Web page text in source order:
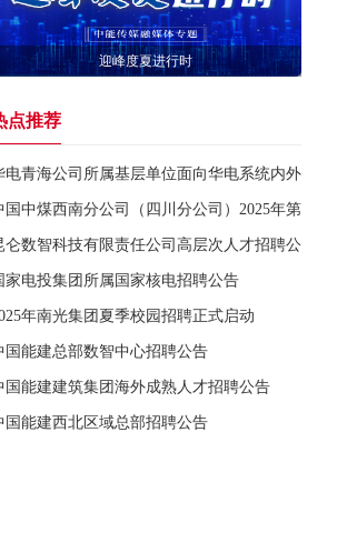
迎峰度夏进行时
点推荐
电青海公司所属基层单位面向华电系统内外公开
国中煤西南分公司（四川分公司）2025年第四批
仑数智科技有限责任公司高层次人才招聘公告
家电投集团所属国家核电招聘公告
年南光集团夏季校园招聘正式启动
国能建总部数智中心招聘公告
国能建建筑集团海外成熟人才招聘公告
国能建西北区域总部招聘公告